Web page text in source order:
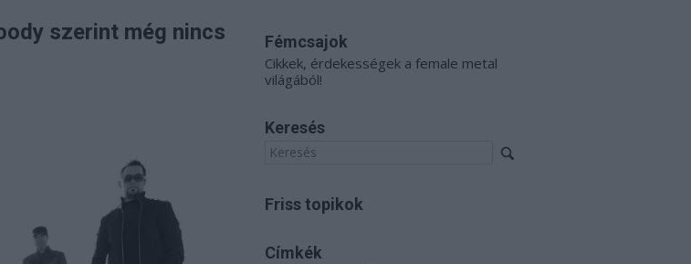
szerint még nincs
Fémcsajok
Cikkek, érdekességek a female metal
világából!
Keresés
Friss topikok
Címkék